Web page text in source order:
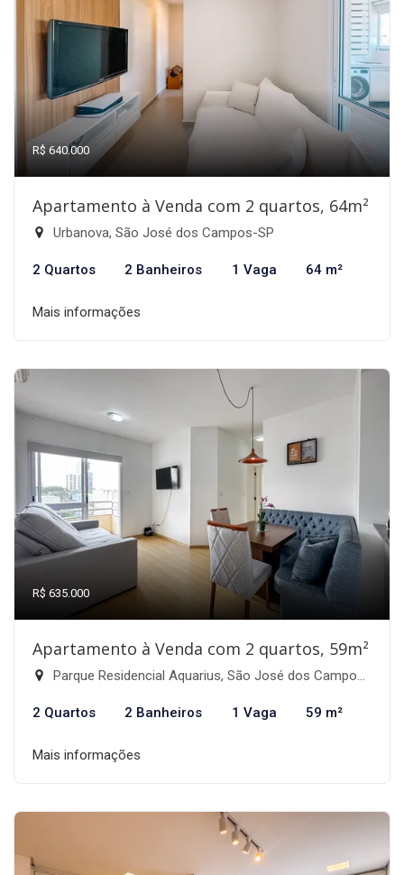
R$ 640.000
Apartamento à Venda com 2 quartos, 64m²
Urbanova, São José dos Campos-SP
2 Quartos 2 Banheiros 1 Vaga 64 m²
Mais informações
R$ 635.000
Apartamento à Venda com 2 quartos, 59m²
Parque Residencial Aquarius, São José dos Campos-SP
2 Quartos 2 Banheiros 1 Vaga 59 m²
Mais informações